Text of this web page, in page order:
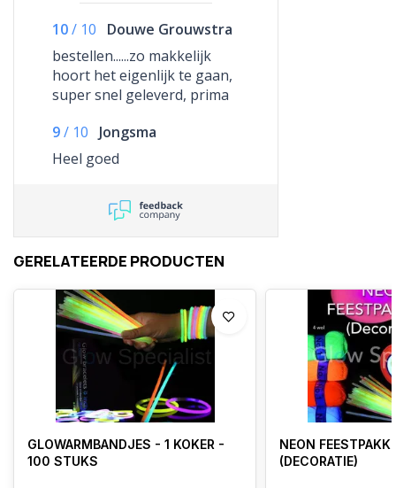
10/ 10
Douwe Grouwstra
bestellen......zo makkelijk
hoort het eigenlijk te gaan,
super snel geleverd, prima
9/ 10
Jongsma
Heel goed
GERELATEERDE PRODUCTEN
GLOWARMBANDJES - 1 KOKER -
100 STUKS
NEON
(DECORATIE)